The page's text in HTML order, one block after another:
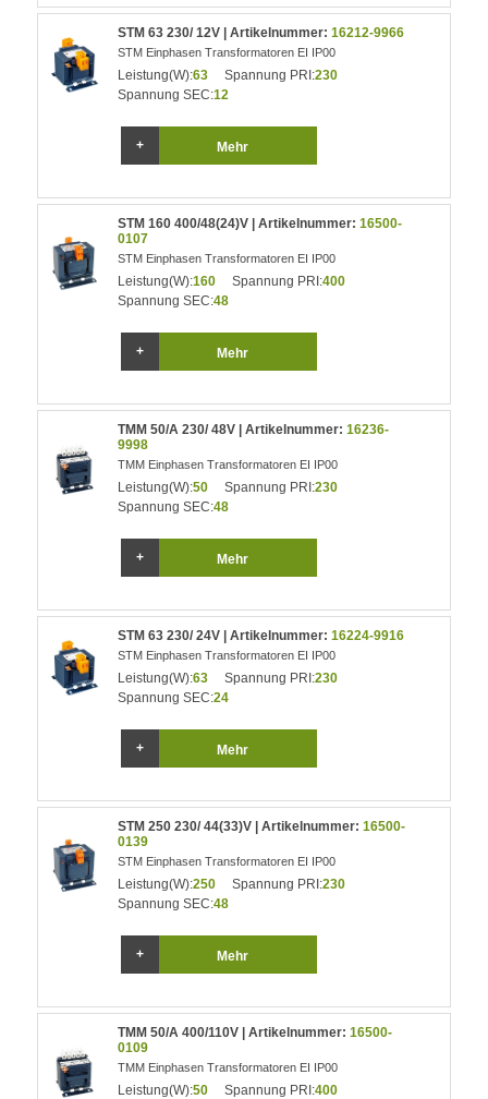
STM 63 230/ 12V | Artikelnummer:16212-9966
STM Einphasen Transformatoren EI IP00
Leistung(W):63 Spannung PRI:230
Spannung SEC:12
Mehr
STM 160 400/48(24)V | Artikelnummer:16500-
0107
STM Einphasen Transformatoren EI IP00
Leistung(W):160 Spannung PRI:400
Spannung SEC:48
Mehr
TMM 50/A 230/ 48V | Artikelnummer:16236-
9998
TMM Einphasen Transformatoren EI IP00
Leistung(W):50 Spannung PRI:230
Spannung SEC:48
Mehr
STM 63 230/ 24V | Artikelnummer:16224-9916
STM Einphasen Transformatoren EI IP00
Leistung(W):63 Spannung PRI:230
Spannung SEC:24
Mehr
STM 250 230/ 44(33)V | Artikelnummer:16500-
0139
STM Einphasen Transformatoren EI IP00
Leistung(W):250 Spannung PRI:230
Spannung SEC:48
Mehr
TMM 50/A 400/110V | Artikelnummer:16500-
0109
TMM Einphasen Transformatoren EI IP00
Leistung(W):50 Spannung PRI:400